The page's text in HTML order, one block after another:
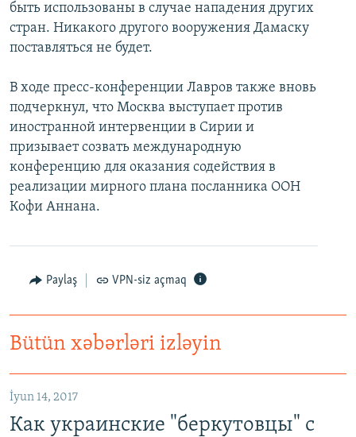
быть использованы в случае нападения других
стран. Никакого другого вооружения Дамаску
поставляться не будет.
В ходе пресс-конференции Лавров также вновь
подчеркнул, что Москва выступает против
иностранной интервенции в Сирии и
призывает созвать международную
конференцию для оказания содействия в
реализации мирного плана посланника ООН
Кофи Аннана.
Paylaş VPN-siz açmaq
Bütün xəbərləri izləyin
İyun 14, 2017
Как украинские "беркутовцы" с